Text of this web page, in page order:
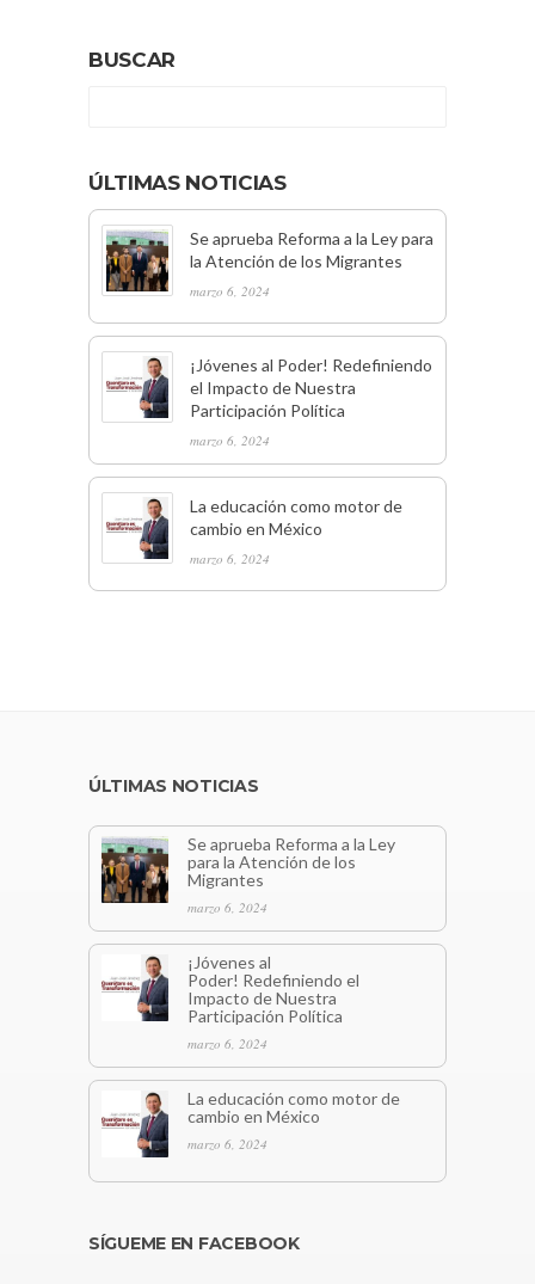
BUSCAR
ÚLTIMAS NOTICIAS
Se aprueba Reforma a la Ley para
la Atención de los Migrantes
marzo 6, 2024
¡Jóvenes al Poder! Redefiniendo
el Impacto de Nuestra
Participación Política
marzo 6, 2024
La educación como motor de
cambio en México
marzo 6, 2024
ÚLTIMAS NOTICIAS
Se aprueba Reforma a la Ley
para la Atención de los
Migrantes
marzo 6, 2024
¡Jóvenes al
Poder! Redefiniendo el
Impacto de Nuestra
Participación Política
marzo 6, 2024
La educación como motor de
cambio en México
marzo 6, 2024
SÍGUEME EN FACEBOOK